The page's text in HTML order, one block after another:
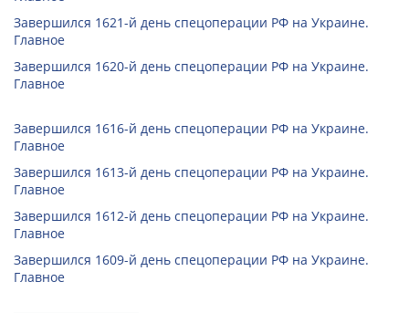
Завершился 1621-й день спецоперации РФ на Украине.
Главное
Завершился 1620-й день спецоперации РФ на Украине.
Главное
Завершился 1616-й день спецоперации РФ на Украине.
Главное
Завершился 1613-й день спецоперации РФ на Украине.
Главное
Завершился 1612-й день спецоперации РФ на Украине.
Главное
Завершился 1609-й день спецоперации РФ на Украине.
Главное